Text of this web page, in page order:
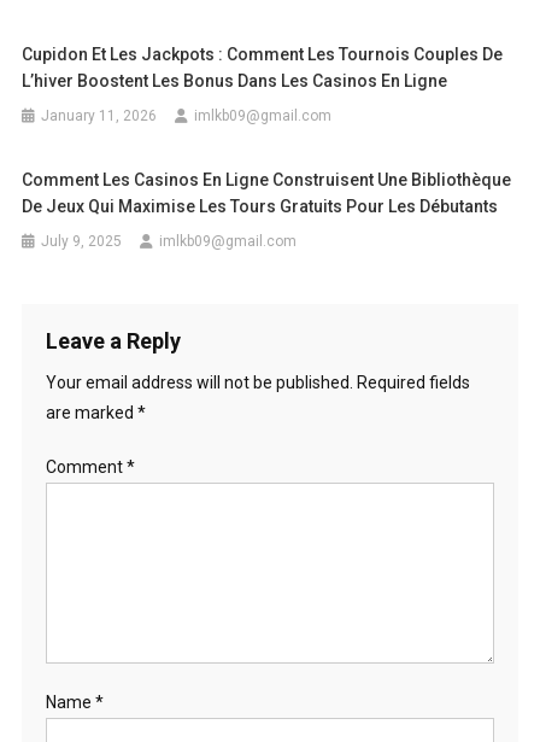
Cupidon Et Les Jackpots : Comment Les Tournois Couples De
L’hiver Boostent Les Bonus Dans Les Casinos En Ligne
January 11, 2026 imlkb09@gmail.com
Comment Les Casinos En Ligne Construisent Une Bibliothèque
De Jeux Qui Maximise Les Tours Gratuits Pour Les Débutants
July 9, 2025 imlkb09@gmail.com
Leave a Reply
Your email address will not be published.
Required fields
are marked *
Comment*
Name *